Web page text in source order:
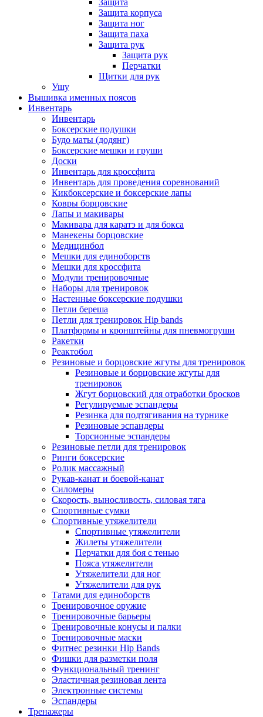
Защита
Защита корпуса
Защита ног
Защита паха
Защита рук
Защита рук
Перчатки
Щитки для рук
Ушу
Вышивка именных поясов
Инвентарь
Инвентарь
Боксерские подушки
Будо маты (додянг)
Боксерские мешки и груши
Доски
Инвентарь для кроссфита
Инвентарь для проведения соревнований
Кикбоксерские и боксерские лапы
Ковры борцовские
Лапы и макивары
Макивара для каратэ и для бокса
Манекены борцовские
Медицинбол
Мешки для единоборств
Мешки для кроссфита
Модули тренировочные
Наборы для тренировок
Настенные боксерские подушки
Петли береша
Петли для тренировок Hip bands
Платформы и кронштейны для пневмогруши
Ракетки
Реактобол
Резиновые и борцовские жгуты для тренировок
Резиновые и борцовские жгуты для
тренировок
Жгут борцовский для отработки бросков
Регулируемые эспандеры
Резинка для подтягивания на турнике
Резиновые эспандеры
Торсионные эспандеры
Резиновые петли для тренировок
Ринги боксерские
Ролик массажный
Рукав-канат и боевой-канат
Силомеры
Скорость, выносливость, силовая тяга
Спортивные сумки
Спортивные утяжелители
Спортивные утяжелители
Жилеты утяжелители
Перчатки для боя с тенью
Пояса утяжелители
Утяжелители для ног
Утяжелители для рук
Татами для единоборств
Тренировочное оружие
Тренировочные барьеры
Тренировочные конусы и палки
Тренировочные маски
Фитнес резинки Hip Bands
Фишки для разметки поля
Функциональный тренинг
Эластичная резиновая лента
Электронные системы
Эспандеры
Тренажеры